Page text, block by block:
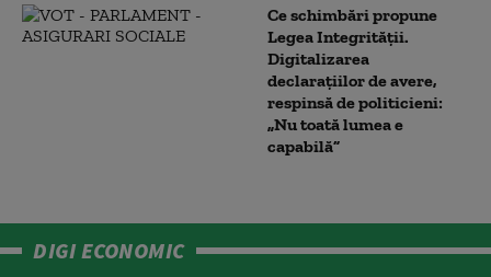
Ce schimbări propune
Legea Integrității.
Digitalizarea
declarațiilor de avere,
respinsă de politicieni:
„Nu toată lumea e
capabilă”
DIGI ECONOMIC